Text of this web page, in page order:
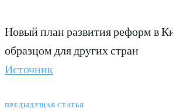
Новый план развития реформ в
образцом для других стран
Источник
ПРЕДЫДУЩАЯ СТАТЬЯ